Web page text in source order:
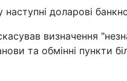
доларові
визначення
та обмінні пункти